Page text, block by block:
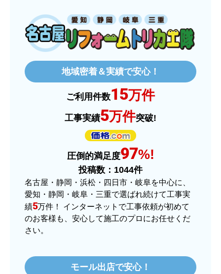
ものおきものおきさん
2025年12月26日 18:45
欲しい商品をスムーズに注文できましたか？
はい
ショップからの連絡や対応は適切でしたか？
商品の梱包は必要十分なものでしたか？
またこのショップを利用したいですか？
はい
【注文商品】ヒーター・ストーブ 【注
文時期】2025年11月頃（モバイルから）
【このショップを選んだ理由は？】
【注文からどのくらいで届きましたか？】
地域密着＆実績で安心！
ご利用件数15万件
工事実績5万件突破!
圧倒的満足度97%!
投稿数： 1044件
名古屋・静岡・浜松・四日市・岐阜を中心に、
愛知・静岡・岐阜・三重で選ばれ続けて工事実
績5万件！ インターネットで工事依頼が初めて
のお客様も、安心して施工のプロにお任せくだ
さい。
モール出店で安心！